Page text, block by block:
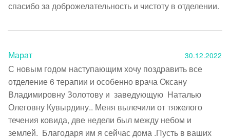
Марат 30.12.2022
С новым годом наступающим хочу поздравить все
отделение 6 терапии и особенно врача Оксану
Владимировну Золотову и  заведующую  Наталью
Олеговну Кувырдину.. Меня вылечили от тяжелого
течения ковида, две недели был между небом и
землей.  Благодаря им я сейчас дома .Пусть в ваших